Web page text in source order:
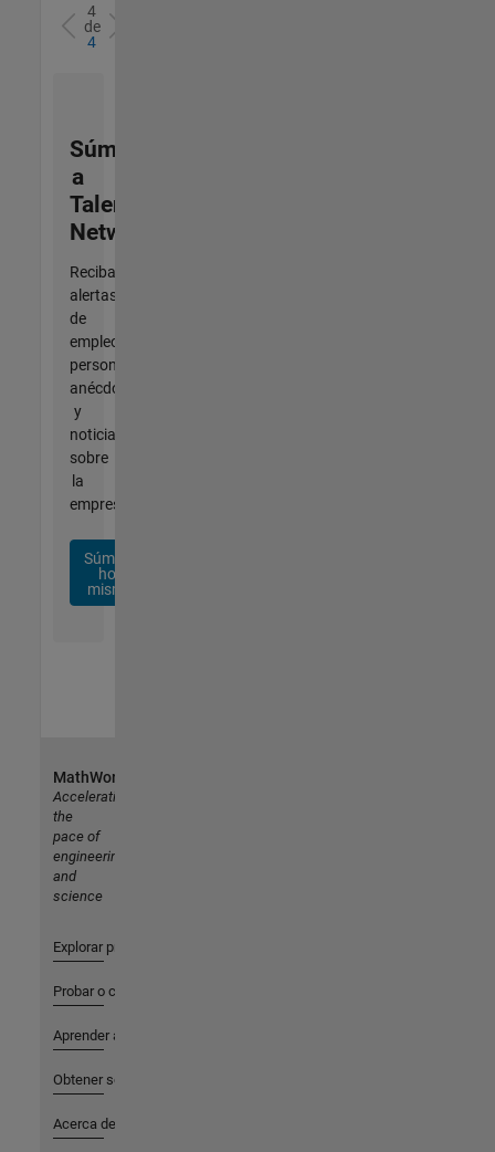
4
de
4
Súmese
a
Talent
Network
Reciba
alertas
de
empleo
personalizadas,
anécdotas
y
noticias
sobre
la
empresa.
Súmese
hoy
mismo
MathWorks
Accelerating
the
pace of
engineering
and
science
Explorar productos
Probar o comprar
Aprender a utilizar
Obtener soporte
Acerca de MathWorks